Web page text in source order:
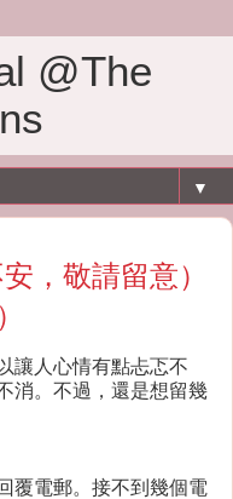
@The
▼
，敬請留意）
讓人心情有點忐忑不
消。不過，還是想留幾
覆電郵。接不到幾個電